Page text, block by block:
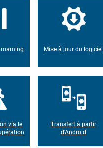
roaming Mise à jour du logiciel
via le
Transfert à partir
d'Android